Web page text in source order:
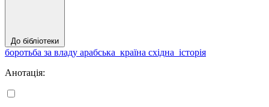
До бібліотеки
боротьба за владу арабська_країна східна_історія
Анотація: